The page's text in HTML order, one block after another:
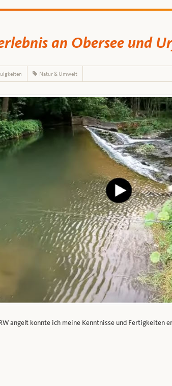
an Obersee und
Natur & Umwelt
angelt konnte ich meine Kenntnisse und Fertigkeiten